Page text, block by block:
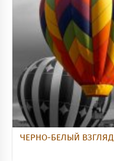
ЧЕРНО-БЕЛЫЙ ВЗГЛЯД